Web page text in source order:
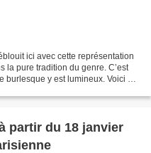
ici avec cette représentation
la pure tradition du genre. C’est
y est lumineux. Voici un
partir du 18 janvier